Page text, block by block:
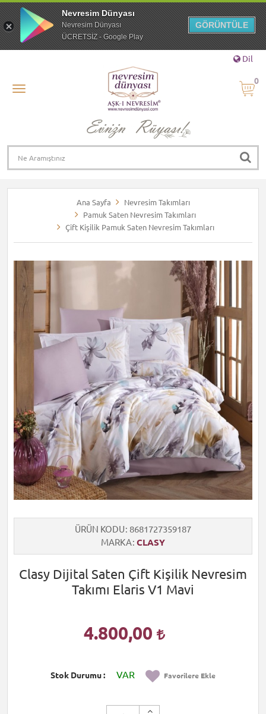
Dil
0
Ana Sayfa
Nevresim Takımları
Pamuk Saten Nevresim Takımları
Çift Kişilik Pamuk Saten Nevresim Takımları
ÜRÜN KODU 8681727359187
MARKA CLASY
Clasy Dijital Saten Çift Kişilik Nevresim
Takımı Elaris V1 Mavi
4.800,00
Stok Durumu VAR Favorilere Ekle
Nevresim Dünyası
Nevresim Dünyası
ÜCRETSİZ - Google Play
GÖRÜNTÜLE